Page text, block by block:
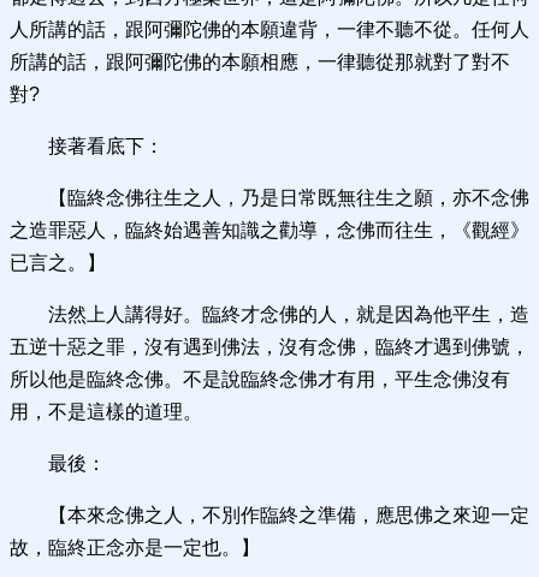
人所講的話，跟阿彌陀佛的本願違背，一律不聽不從。任何人
所講的話，跟阿彌陀佛的本願相應，一律聽從那就對了對不
對?
接著看底下：
【臨終念佛往生之人，乃是日常既無往生之願，亦不念佛
之造罪惡人，臨終始遇善知識之勸導，念佛而往生，《觀經》
已言之。】
法然上人講得好。臨終才念佛的人，就是因為他平生，造
五逆十惡之罪，沒有遇到佛法，沒有念佛，臨終才遇到佛號，
所以他是臨終念佛。不是說臨終念佛才有用，平生念佛沒有
用，不是這樣的道理。
最後：
【本來念佛之人，不別作臨終之準備，應思佛之來迎一定
故，臨終正念亦是一定也。】